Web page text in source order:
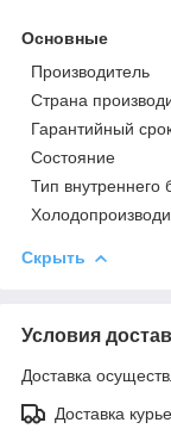
Основные
Производитель
Страна
Гарантийный
Состояние
Тип внутреннего
Скрыть
Условия
Доставка
Доставка